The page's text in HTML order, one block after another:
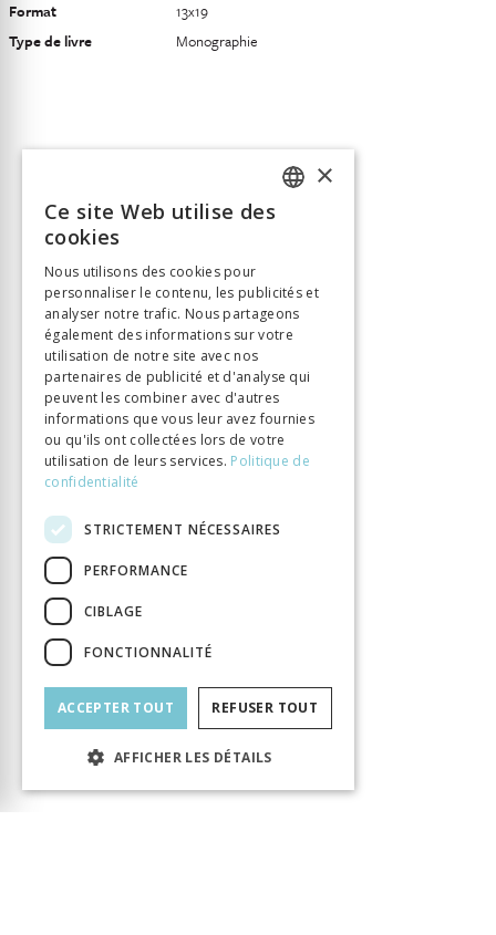
Format
13x19
Type de livre
Monographie
ITALIAN
×
Ce site Web utilise des
cookies
Nous utilisons des cookies pour
personnaliser le contenu, les publicités et
analyser notre trafic. Nous partageons
également des informations sur votre
utilisation de notre site avec nos
partenaires de publicité et d'analyse qui
peuvent les combiner avec d'autres
informations que vous leur avez fournies
ou qu'ils ont collectées lors de votre
utilisation de leurs services. Politique de
confidentialité
STRICTEMENT NÉCESSAIRES
PERFORMANCE
CIBLAGE
FONCTIONNALITÉ
ACCEPTER TOUT REFUSER TOUT
AFFICHER LES DÉTAILS